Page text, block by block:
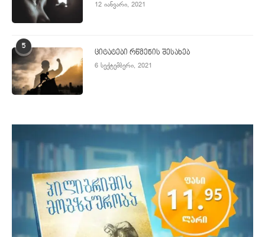
12 იანვარი, 2021
5
ციტატები რწმენის შესახებ
6 სექტემბერი, 2021